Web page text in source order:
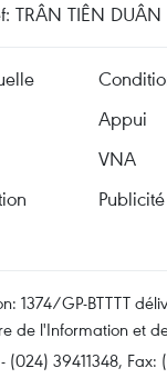
TRÂN TIÊN DUÂN
Appui
VNA
Publicité
1374/GP-BTTTT
de l'Information et
(024) 39411348, Fax: